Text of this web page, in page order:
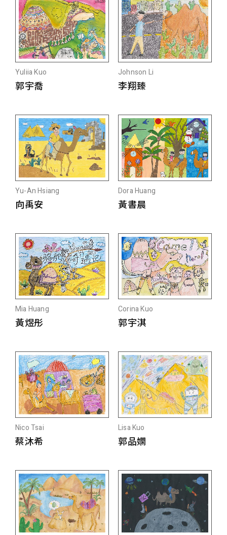
Yuliia Kuo
郭宇喬
Johnson Li
李翔臻
Yu-An Hsiang
向禹安
Dora Huang
黃書晨
Mia Huang
黃煜彤
Corina Kuo
郭宇淇
Nico Tsai
蔡沐希
Lisa Kuo
郭品嫻